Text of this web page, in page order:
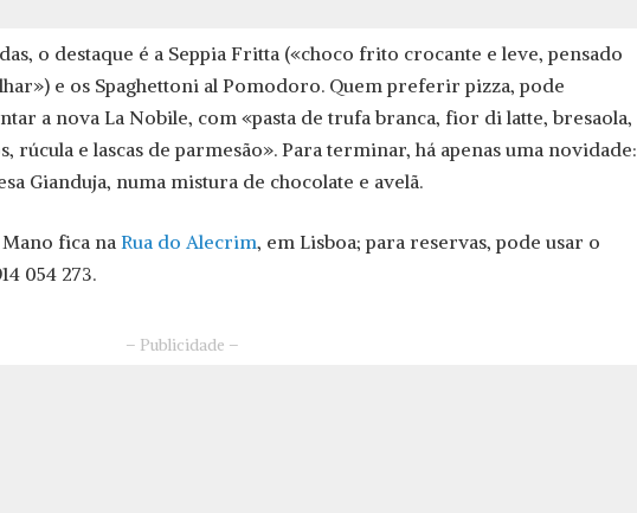
o destaque é a Seppia Fritta («choco frito crocante e leve, pensado
e os Spaghettoni al Pomodoro. Quem preferir pizza, pode
a nova La Nobile, com «pasta de trufa branca, fior di latte, bresaola,
rúcula e lascas de parmesão». Para terminar, há apenas uma novidade:
Gianduja, numa mistura de chocolate e avelã.
fica na Rua do Alecrim, em Lisboa; para reservas, pode usar o
054 273.
– Publicidade –